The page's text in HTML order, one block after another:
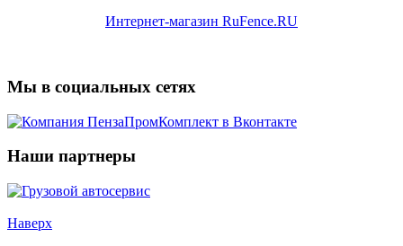
Интернет-магазин RuFence.RU
Мы в социальных сетях
Наши партнеры
Наверх